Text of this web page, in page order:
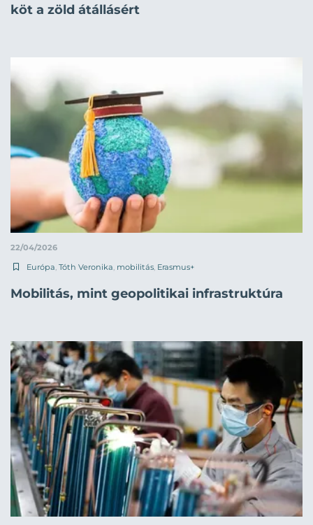
köt a zöld átállásért
22/04/2026
Európa, Tóth Veronika, mobilitás, Erasmus+
Mobilitás, mint geopolitikai infrastruktúra